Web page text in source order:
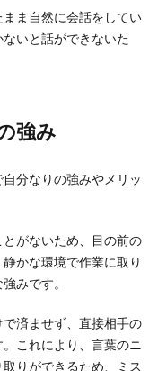
ま自然に会話をしてい
いと話ができないた
強み
分なりの強みやメリッ
がないため、目の前の
かな環境で作業に取り
みです。
済ませず、直接相手の
これにより、言葉のニ
りができるため、ミス